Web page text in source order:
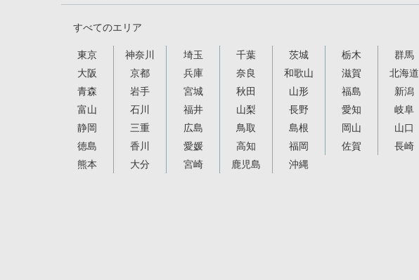
すべてのエリア
東京 神奈川 埼玉 千葉 茨城 栃木
群馬
大阪
京都 兵庫 奈良 和歌山 滋賀
北海道
青森
岩手 宮城 秋田 山形 福島
新潟
富山
石川 福井 山梨 長野 愛知
岐阜
静岡
三重 広島 鳥取 島根 岡山
山口
徳島
香川 愛媛 高知 福岡 佐賀
長崎
熊本
大分 宮崎 鹿児島 沖縄